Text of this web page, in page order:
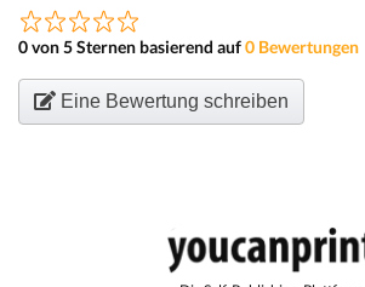
0 von 5 Sternen basierend auf0 Bewertungen
Eine Bewertung schreiben